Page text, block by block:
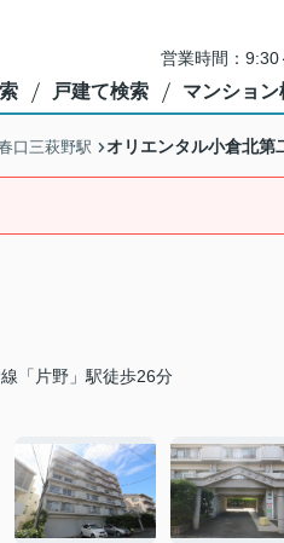
営業時間：
戸建て検索 マンション
口三萩野駅 オリエンタル小倉北第
「片野」駅徒歩26分